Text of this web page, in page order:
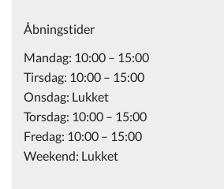
Åbningstider
Mandag: 10:00 – 15:00
Tirsdag: 10:00 – 15:00
Onsdag: Lukket
Torsdag: 10:00 – 15:00
Fredag: 10:00 – 15:00
Weekend: Lukket